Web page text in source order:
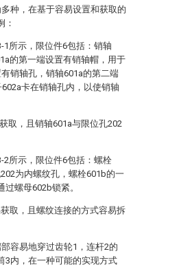
种，在基于容易设置和获取的
：
所示，限位件6包括：销轴
的第一端设置有销轴帽，用于
销轴孔，销轴601a的第二端
卡在销轴孔内，以使销轴
取，且销轴601a与限位孔202
2所示，限位件6包括：螺栓
为内螺纹孔，螺栓601b的一
螺母602b锁紧。
取，且螺纹连接的方式容易拆
容易地穿过齿轮1，连杆2的
3内，在一种可能的实现方式